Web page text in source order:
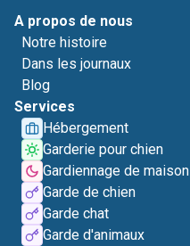
A propos de nous
Notre histoire
Dans les journaux
Blog
Services
Hébergement
Garderie pour chien
Gardiennage de maison
Garde de chien
Garde chat
Garde d'animaux